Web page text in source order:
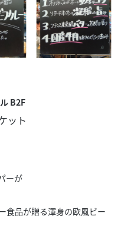
B2F
ット
ーが
品が贈る渾身の欧風ビー